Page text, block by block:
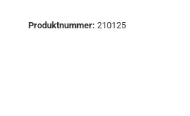
Produktnummer: 210125